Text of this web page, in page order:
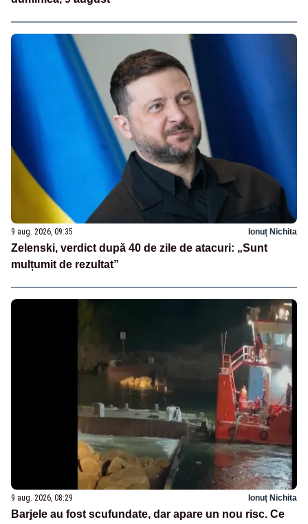
9 aug. 2026, 09:35 Ionuț Nichita
Zelenski, verdict după 40 de zile de atacuri: „Sunt
mulțumit de rezultat”
9 aug. 2026, 08:29 Ionuț Nichita
Barjele au fost scufundate, dar apare un nou risc. Ce